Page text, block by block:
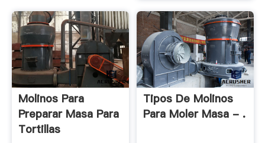
Molinos Para
Preparar Masa Para
Tortillas
Tipos De Molinos
Para Moler Masa - .